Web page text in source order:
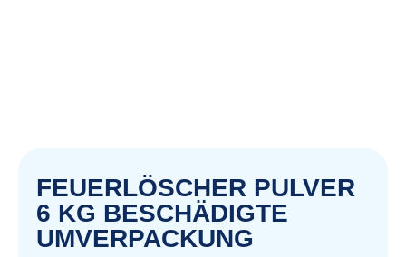
FEUERLÖSCHER PULVER
6 KG BESCHÄDIGTE
UMVERPACKUNG